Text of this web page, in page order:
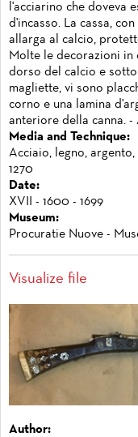
l'acciarino che doveva
d'incasso. La cassa,
allarga al calcio,
Molte le decorazioni in
dorso del calcio e
magliette, vi sono
corno e una lamina
anteriore della canna.
Media and Technique:
Acciaio, legno,
1270
Date:
XVII - 1600 - 1699
Museum:
Procuratie Nuove -
Visualize file
Author: